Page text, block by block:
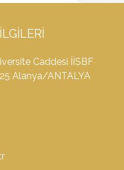
Caddesi İİSBF
Alanya/ANTALYA